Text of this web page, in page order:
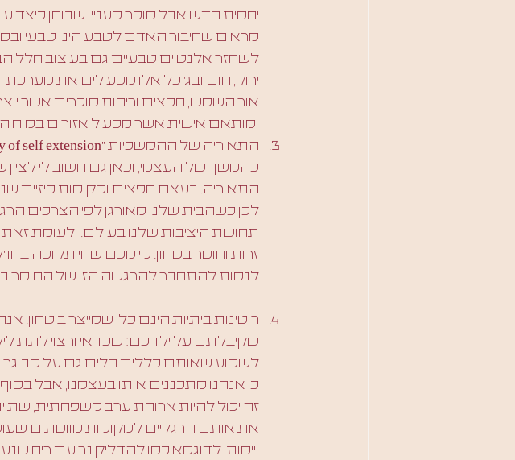
יחסית חדש אבל סופר מעניין שבוחן
מראים שחיבור האדם לטבע הינו טבעי
לשחזר אלנטיים טבעיים גם בעיצוב חלל
ירוק, חום ובג׳ כל אלו מפעילים את
אור השמש, חפצים וריחות מוכרים אשר
ומותאם אישית אשר מפעיל אזורים במוח
כהמשך של העצמי, וכאן גם חשוב לי
התאוריה. בעצם חפצים ומקומות פיזיים
לכן כשהבית שלנו מאורגן לפי הצרכים
תחושת היציבות שלנו בעולם. ולעומת
זרות וחוסר בטחון. מי מכם שחי תקופה
לנסות להתחבר להרגשה הזו של החוסר
רוטינות ביתיות הינם כלי שמייצר ביטחון.
שקיבלתם על ילדכם: שכדאי ורצוי לתת
לשמוע שאותם כללים חלים גם על מבוגרים.
כי אנחנו מתכננים אותו בעצמנו, אבל
זה יכול להיות ארוחת ערב משפחתית,
את אותם הרגליים למקומות מווסתים
וייסות. לדוגמא כמו להדליק נר עם ריח